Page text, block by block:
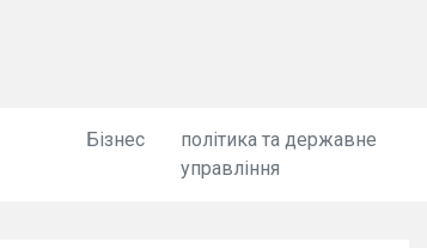
Бізнес
політика та державне
управління